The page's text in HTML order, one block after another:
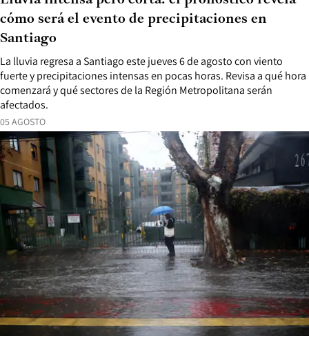
05 AGOSTO
La lluvia regresa a Santiago este jueves 6 de agosto con viento
fuerte y precipitaciones intensas en pocas horas. Revisa a qué hora
comenzará y qué sectores de la Región Metropolitana serán
afectados.
cómo será el evento de precipitaciones en
Santiago